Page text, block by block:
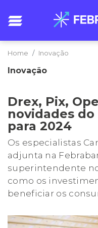
Home Inovação
Inovação
Drex, Pix,
novidades
para 2024
Os especialistas
adjunta na
superintendente
como os
beneficiar os